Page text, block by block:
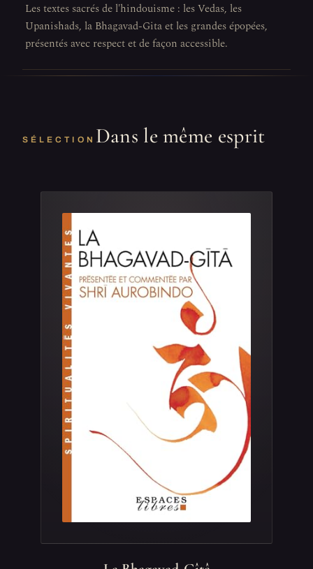
Les textes sacrés de l'hindouisme : les Vedas, les
Upanishads, la Bhagavad-Gita et les grandes épopées,
présentés avec respect et de façon accessible.
SÉLECTION Dans le même esprit